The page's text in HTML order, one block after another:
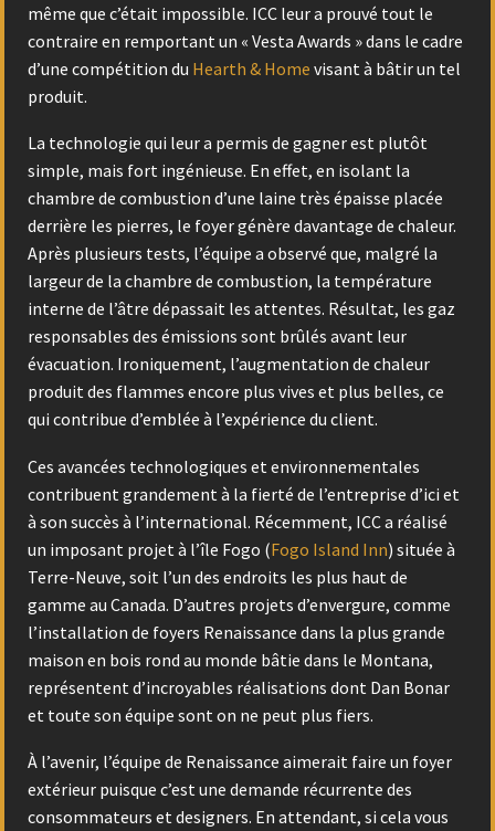
même que c’était impossible. ICC leur a prouvé tout le
contraire en remportant un « Vesta Awards » dans le cadre
d’une compétition du Hearth & Home visant à bâtir un tel
produit.
La technologie qui leur a permis de gagner est plutôt
simple, mais fort ingénieuse. En effet, en isolant la
chambre de combustion d’une laine très épaisse placée
derrière les pierres, le foyer génère davantage de chaleur.
Après plusieurs tests, l’équipe a observé que, malgré la
largeur de la chambre de combustion, la température
interne de l’âtre dépassait les attentes. Résultat, les gaz
responsables des émissions sont brûlés avant leur
évacuation. Ironiquement, l’augmentation de chaleur
produit des flammes encore plus vives et plus belles, ce
qui contribue d’emblée à l’expérience du client.
Ces avancées technologiques et environnementales
contribuent grandement à la fierté de l’entreprise d’ici et
à son succès à l’international. Récemment, ICC a réalisé
un imposant projet à l’île Fogo (Fogo Island Inn) située à
Terre-Neuve, soit l’un des endroits les plus haut de
gamme au Canada. D’autres projets d’envergure, comme
l’installation de foyers Renaissance dans la plus grande
maison en bois rond au monde bâtie dans le Montana,
représentent d’incroyables réalisations dont Dan Bonar
et toute son équipe sont on ne peut plus fiers.
À l’avenir, l’équipe de Renaissance aimerait faire un foyer
extérieur puisque c’est une demande récurrente des
consommateurs et designers. En attendant, si cela vous